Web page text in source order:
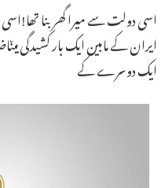
اسی دولت سے میرا گھر بنا
ایران کے مابین ایک بار کشیدگی
ایک دوسرے کے